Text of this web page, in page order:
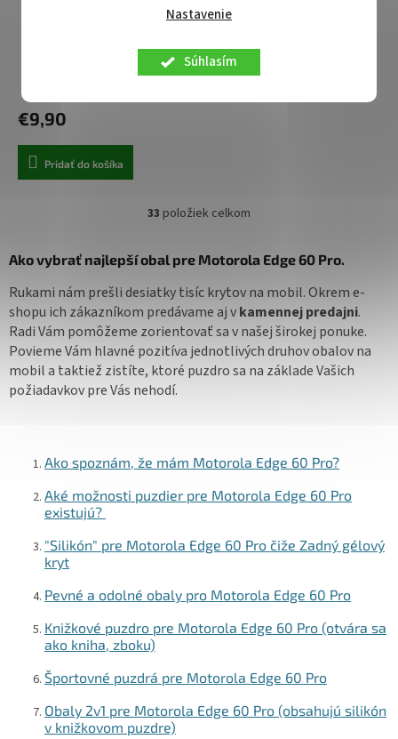
Nastavenie
Súhlasím
Knižkové puzdro Tactical
Edge 60 Pro čierne
€9,90
Pridať do košíka
O
l
á
d
a
c
i
e
p
v
ý
p
i
u
33 položiek celkom
Ako vybrať najlepší obal pre Motorola Edge 60 Pro.
Rukami nám prešli desiatky tisíc krytov na mobil. Okrem e-
shopu ich zákazníkom predávame aj vkamennej predajni.
Radi Vám pomôžeme zorientovať sa v našej širokej ponuke.
Povieme Vám hlavné pozitíva jednotlivých druhov obalov na
mobil a taktiež zistíte, ktoré puzdro sa na základe Vašich
požiadavkov pre Vás nehodí.
Ako spoznám, že mám Motorola Edge 60 Pro?
Aké možnosti puzdier pre Motorola Edge 60 Pro
existujú?
"Silikón" pre Motorola Edge 60 Pro čiže Zadný gélový
kryt
Pevné a odolné obaly pro Motorola Edge 60 Pro
Knižkové puzdro pre Motorola Edge 60 Pro (otvára sa
ako kniha, zboku)
Športovné puzdrá pre Motorola Edge 60 Pro
Obaly 2v1 pre Motorola Edge 60 Pro (obsahujú silikón
v knižkovom puzdre)